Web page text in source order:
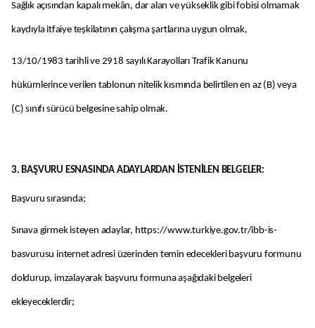
Sağlık açısından kapalı mekân, dar alan ve yükseklik gibi fobisi olmamak
kaydıyla itfaiye teşkilatının çalışma şartlarına uygun olmak,
13/10/1983 tarihli ve 2918 sayılı Karayolları Trafik Kanunu
hükümlerince verilen tablonun nitelik kısmında belirtilen en az (B) veya
(C) sınıfı sürücü belgesine sahip olmak.
3. BAŞVURU ESNASINDA ADAYLARDAN İSTENİLEN BELGELER:
Başvuru sırasında;
Sınava girmek isteyen adaylar, https://www.turkiye.gov.tr/ibb-is-
basvurusu internet adresi üzerinden temin edecekleri başvuru formunu
doldurup, imzalayarak başvuru formuna aşağıdaki belgeleri
ekleyeceklerdir;